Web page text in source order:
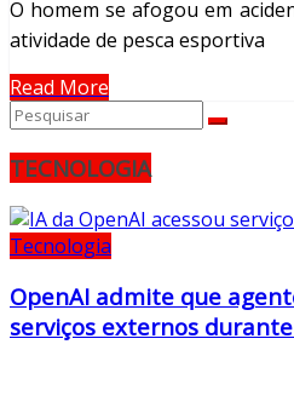
O homem se afogou em
atividade de pesca esportiva
Read More
TECNOLOGIA
Tecnologia
OpenAI admite que
serviços externos